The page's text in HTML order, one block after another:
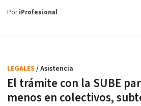
PoriProfesional
El trámite con la SUBE
menos en colectivos,
LEGALES / Asistencia